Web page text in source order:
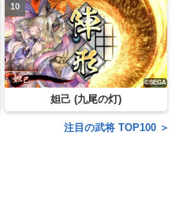
妲己 (九尾の灯)
注目の武将 TOP100 ＞